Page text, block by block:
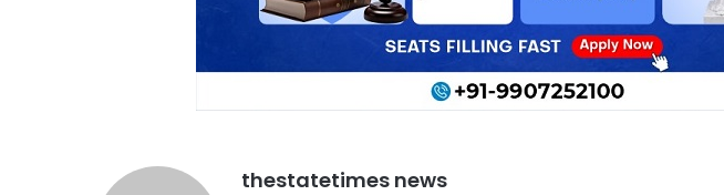
thestatetimes news